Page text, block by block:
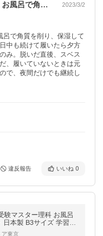
洗い替えも考えて3足購入。お風呂で角質… 2023/3/2
で角質を削り、保湿して
中も続けて履いたら夕方
み。脱いだ直後、スベス
、履いていないときは元
で、夜間だけでも継続し
違反報告 いいね 0
験マスター理科 お風呂
日本製 B3サイズ 学習
ア東京